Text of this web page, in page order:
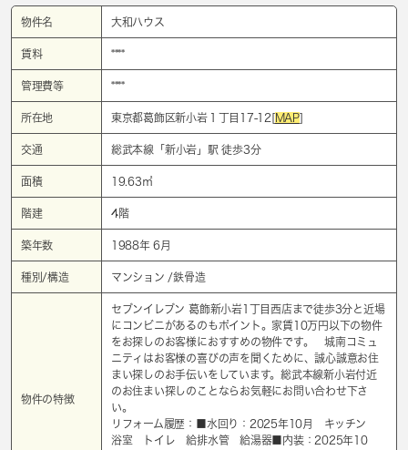
物件名 大和ハウス
賃料 ****
管理費等 ****
所在地 東京都葛飾区新小岩１丁目17-12[MAP]
交通 総武本線「 新小岩 」駅 徒歩3分
面積 19.63㎡
階建 4階
築年数 1988年 6月
種別/構造 マンション /鉄骨造
物件の特徴
セブンイレブン 葛飾新小岩1丁目西店まで徒歩3分と近場
にコンビニがあるのもポイント。家賃10万円以下の物件
をお探しのお客様におすすめの物件です。 城南コミュ
ニティはお客様の喜びの声を聞くために、誠心誠意お住
まい探しのお手伝いをしています。総武本線新小岩付近
のお住まい探しのことならお気軽にお問い合わせ下さ
い。
リフォーム履歴：■水回り：2025年10月 キッチン
浴室 トイレ 給排水管 給湯器■内装：2025年10